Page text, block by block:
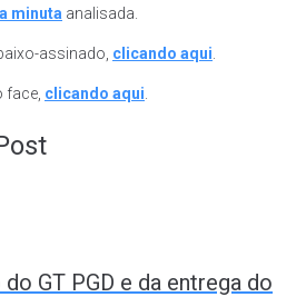
minuta analisada.
assinado, clicando aqui
clicando aqui
GT PGD e da entrega do